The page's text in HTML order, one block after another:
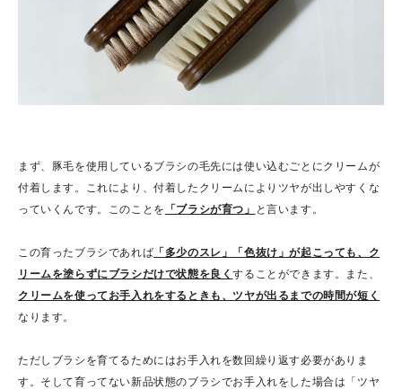
まず、豚毛を使用しているブラシの毛先には使い込むごとにクリームが
付着します。これにより、付着したクリームによりツヤが出しやすくな
っていくんです。このことを
「ブラシが育つ」 と言います。
この育ったブラシであれば 「多少のスレ」「色抜け」が起こっても、ク
リームを塗らずにブラシだけで状態を良くすることができます。また、
クリームを使ってお手入れをするときも、ツヤが出るまでの時間が短く
なります。
ただしブラシを育てるためにはお手入れを数回繰り返す必要がありま
す。そして育ってない新品状態のブラシでお手入れをした場合は「ツヤ